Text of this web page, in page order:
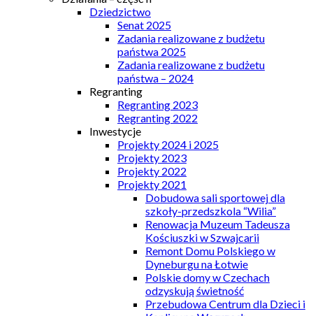
Dziedzictwo
Senat 2025
Zadania realizowane z budżetu
państwa 2025
Zadania realizowane z budżetu
państwa – 2024
Regranting
Regranting 2023
Regranting 2022
Inwestycje
Projekty 2024 i 2025
Projekty 2023
Projekty 2022
Projekty 2021
Dobudowa sali sportowej dla
szkoły-przedszkola “Wilia”
Renowacja Muzeum Tadeusza
Kościuszki w Szwajcarii
Remont Domu Polskiego w
Dyneburgu na Łotwie
Polskie domy w Czechach
odzyskują świetność
Przebudowa Centrum dla Dzieci i